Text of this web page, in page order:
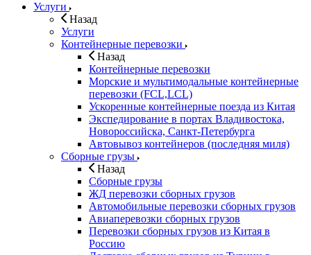
Услуги
Назад
Услуги
Контейнерные перевозки
Назад
Контейнерные перевозки
Морские и мультимодальные контейнерные
перевозки (FCL,LCL)
Ускоренные контейнерные поезда из Китая
Экспедирование в портах Владивостока,
Новороссийска, Санкт-Петербурга
Автовывоз контейнеров (последняя миля)
Сборные грузы
Назад
Сборные грузы
ЖД перевозки сборных грузов
Автомобильные перевозки сборных грузов
Авиаперевозки сборных грузов
Перевозки сборных грузов из Китая в
Россию